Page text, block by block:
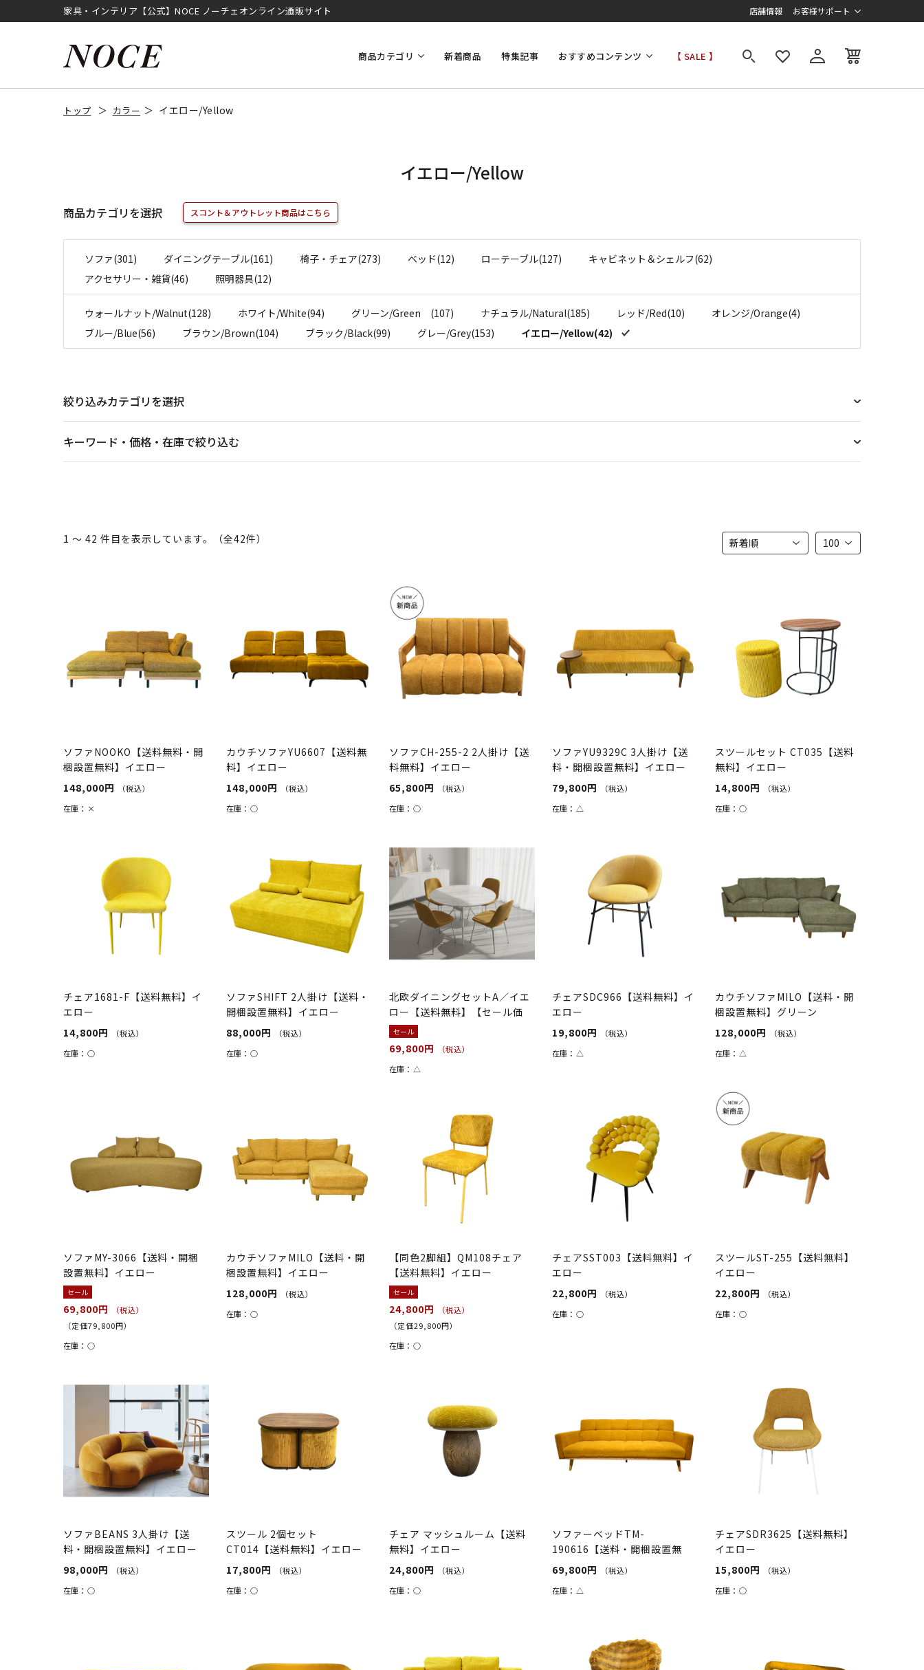
家具・インテリア【公式】NOCE ノーチェオンライン通販サイト 店舗情報 お客様サポート
商品カテゴリ 新着商品 特集記事 おすすめコンテンツ 【 SALE 】
トップ カラー イエロー/Yellow
イエロー/Yellow
商品カテゴリを選択 スコント＆アウトレット商品はこちら
ソファ(301) ダイニングテーブル(161) 椅子・チェア(273) ベッド(12) ローテーブル(127)
キャビネット＆シェルフ(62)
アクセサリー・雑貨(46)
照明器具(12)
ウォールナット/Walnut(128) ホワイト/White(94) グリーン/Green (107) ナチュラル/Natural(185) レッド/Red(10)
オレンジ/Orange(4)
ブルー/Blue(56)
ブラウン/Brown(104) ブラック/Black(99) グレー/Grey(153) イエロー/Yellow(42)
絞り込みカテゴリを選択
キーワード・価格・在庫で絞り込む
1 ～ 42 件目を表示しています。（全42件）
ソファNOOKO【送料無料・開
梱設置無料】イエロー
148,000円
（税込）
在庫： ×
カウチソファYU6607【送料無
料】イエロー
148,000円
（税込）
在庫：○
ソファCH-255-2 2人掛け【送
料無料】イエロー
65,800円
（税込）
在庫：○
ソファYU9329C 3人掛け【送
料・開梱設置無料】イエロー
79,800円
（税込）
在庫： △
スツールセット CT035【送料
無料】イエロー
14,800円
（税込）
在庫：○
チェア1681-F【送料無料】イ
エロー
14,800円
（税込）
在庫： ○
ソファSHIFT 2人掛け【送料・
開梱設置無料】イエロー
88,000円
（税込）
在庫：○
北欧ダイニングセットA／イエ
ロー【送料無料】【セール価
格】
セール
69,800円
（税込）
在庫： △
チェアSDC966【送料無料】イ
エロー
19,800円
（税込）
在庫： △
カウチソファMILO【送料・開
梱設置無料】グリーン
128,000円
（税込）
在庫： △
ソファMY-3066【送料・開梱
設置無料】イエロー
セール
69,800円
（税込）
（定価79,800円）
在庫： ○
カウチソファMILO【送料・開
梱設置無料】イエロー
128,000円
（税込）
在庫：○
【同色2脚組】QM108チェア
【送料無料】イエロー
セール
24,800円
（税込）
（定価29,800円）
在庫：○
チェアSST003【送料無料】イ
エロー
22,800円
（税込）
在庫：○
スツールST-255【送料無料】
イエロー
22,800円
（税込）
在庫：○
ソファBEANS 3人掛け【送
料・開梱設置無料】イエロー
98,000円
（税込）
在庫： ○
スツール 2個セット
CT014【送料無料】イエロー
17,800円
（税込）
在庫：○
チェア マッシュルーム【送料
無料】イエロー
24,800円
（税込）
在庫：○
ソファーベッドTM-
190616【送料・開梱設置無
料】イエロー
69,800円
（税込）
在庫： △
チェアSDR3625【送料無料】
イエロー
15,800円
（税込）
在庫：○